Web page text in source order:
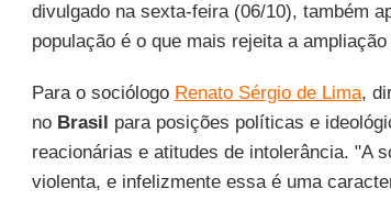
divulgado na sexta-feira (06/10), também
população é o que mais rejeita a
Para o sociólogo Renato Sérgio de Lima,
no Brasil para posições políticas e
reacionárias e atitudes de intolerância. "A
violenta, e infelizmente essa é uma